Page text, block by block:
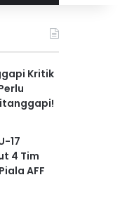
for
Kritik
17
4 Tim
AFF